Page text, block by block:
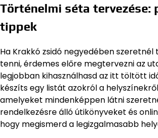
Történelmi séta tervezése:
tippek
Ha Krakkó zsidó negyedében
tenni, érdemes előre megtervezni az
legjobban kihasználhasd az itt töltött
készíts egy listát azokról a
amelyeket mindenképpen látni
rendelkezésre álló útikönyveket és
hogy megismerd a legizgalmasabb